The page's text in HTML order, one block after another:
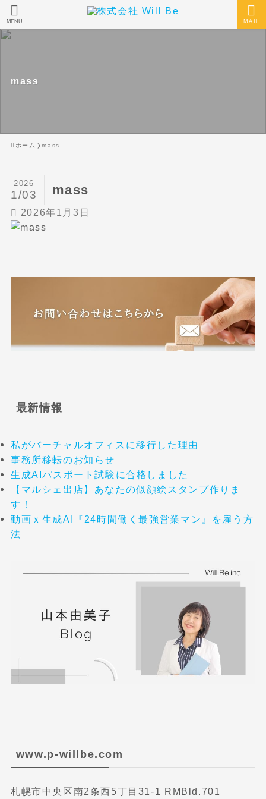
MAIL
MENU
mass
ホーム mass
mass
2026
1/03
2026年1月3日
最新情報
私がバーチャルオフィスに移行した理由
事務所移転のお知らせ
生成AIパスポート試験に合格しました
【マルシェ出店】あなたの似顔絵スタンプ作りま
す！
動画ｘ生成AI『24時間働く最強営業マン』を雇う方
法
www.p-willbe.com
札幌市中央区南2条西5丁目31-1 RMBld.701